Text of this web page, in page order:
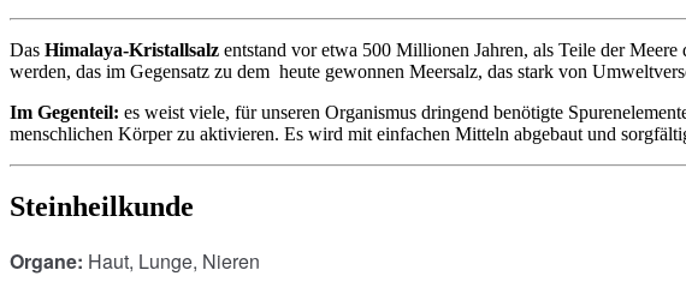
Das Himalaya-Kristallsalz entstand vor etwa 500 Millionen Jahren, als Teile der
werden, das im Gegensatz zu dem heute gewonnen Meersalz, das stark von
Im Gegenteil: es weist viele, für unseren Organismus dringend benötigte
menschlichen Körper zu aktivieren. Es wird mit einfachen Mitteln abgebaut und
Steinheilkunde
Organe: Haut, Lunge, Nieren